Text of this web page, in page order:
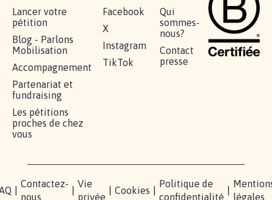
Lancer votre
pétition
Blog - Parlons
Mobilisation
Accompagnement
Partenariat et
fundraising
Les pétitions
proches de chez
vous
Facebook
X
Instagram
TikTok
Qui
sommes-
nous?
Contact
presse
Contactez-
nous
Vie
privée
Cookies
Politique de
confidentialité
légales